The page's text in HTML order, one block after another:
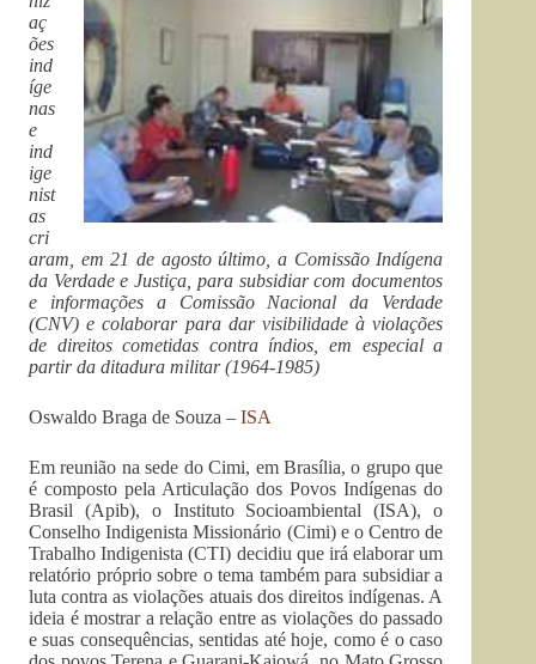
aç
ões
ind
íge
nas
e
ind
ige
nist
as
cri
aram, em 21 de agosto último, a Comissão Indígena
da Verdade e Justiça, para subsidiar com documentos
e informações a Comissão Nacional da Verdade
(CNV) e colaborar para dar visibilidade à violações
de direitos cometidas contra índios, em especial a
partir da ditadura militar (1964-1985)
Oswaldo Braga de Souza – ISA
Em reunião na sede do Cimi, em Brasília, o grupo que
é composto pela Articulação dos Povos Indígenas do
Brasil (Apib), o Instituto Socioambiental (ISA), o
Conselho Indigenista Missionário (Cimi) e o Centro de
Trabalho Indigenista (CTI) decidiu que irá elaborar um
relatório próprio sobre o tema também para subsidiar a
luta contra as violações atuais dos direitos indígenas. A
ideia é mostrar a relação entre as violações do passado
e suas consequências, sentidas até hoje, como é o caso